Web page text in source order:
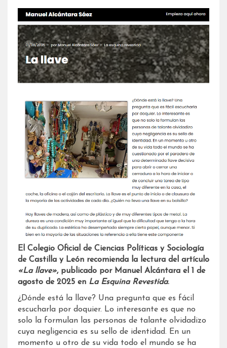
El Colegio Oficial de Ciencias Políticas y Sociología
de Castilla y León recomienda la lectura del artículo
«La llave», publicado por Manuel Alcántara el 1 de
agosto de 2025 en La Esquina Revestida.
¿Dónde está la llave? Una pregunta que es fácil
escucharla por doquier. Lo interesante es que no
solo la formulan las personas de talante olvidadizo
cuya negligencia es su sello de identidad. En un
momento u otro de su vida todo el mundo se ha